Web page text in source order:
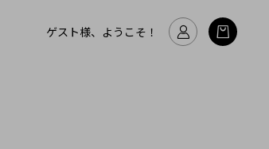
ゲスト様、ようこそ！